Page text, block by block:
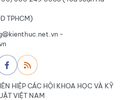
TPHCM)
-
HIỆP CÁC HỘI KHOA HỌC VÀ KỸ
VIỆT NAM